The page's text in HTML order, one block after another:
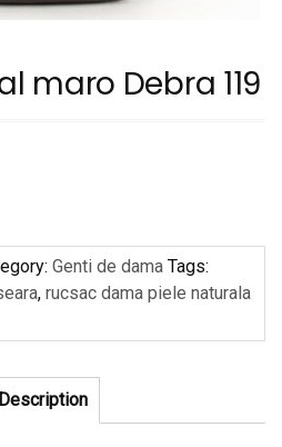
maro Debra 119
Genti de dama Tags:
, rucsac dama piele naturala
Description